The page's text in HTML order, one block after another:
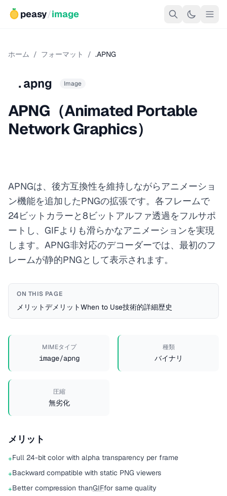
peasy/image
ホーム / フォーマット / .APNG
.apng Image
APNG（Animated Portable
Network Graphics）
APNGは、後方互換性を維持しながらアニメーショ
ン機能を追加したPNGの拡張です。各フレームで
24ビットカラーと8ビットアルファ透過をフルサポ
ートし、GIFよりも滑らかなアニメーションを実現
します。APNG非対応のデコーダーでは、最初のフ
レームが静的PNGとして表示されます。
ON THIS PAGE
メリットデメリットWhen to Use技術的詳細歴史
MIMEタイプ
image/apng
種類
バイナリ
圧縮
無劣化
メリット
+Full 24-bit color with alpha transparency per frame
+Backward compatible with static PNG viewers
+Better compression thanGIFfor same quality